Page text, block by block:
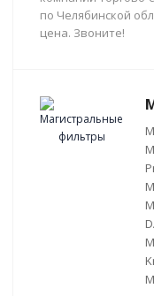
по Челябинской
цена. Звоните!